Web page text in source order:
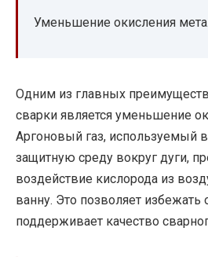
Уменьшение окисления
Одним из главных
сварки является уменьшение
Аргоновый газ, используемый
защитную среду вокруг дуги,
воздействие кислорода из
ванну. Это позволяет избежать
поддерживает качество